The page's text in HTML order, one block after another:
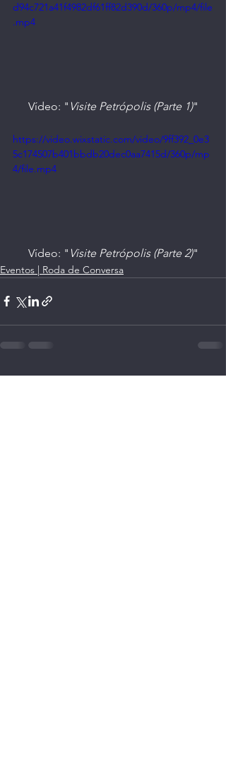
d94c721a41f4982df61ff82d390d/360p/mp4/file
.mp4
Vídeo: " Visite Petrópolis (Parte 1)"
https://video.wixstatic.com/video/9ff392_0e3
5c174507b401bbdb20dec0aa7415d/360p/mp
4/file.mp4
Vídeo: " Visite Petrópolis (Parte 2)"
Eventos | Roda de Conversa